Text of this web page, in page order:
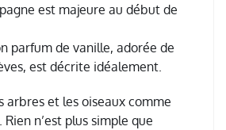
est majeure au début de
parfum de vanille, adorée de
est décrite idéalement.
arbres et les oiseaux comme
n’est plus simple que